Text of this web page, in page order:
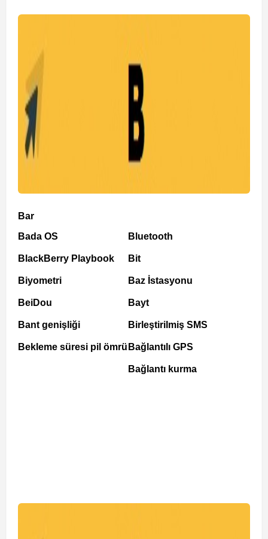
Bar
Bada OS
BlackBerry Playbook
Biyometri
BeiDou
Bant genişliği
Bekleme süresi pil ömrü
Bluetooth
Bit
Baz İstasyonu
Bayt
Birleştirilmiş SMS
Bağlantılı GPS
Bağlantı kurma